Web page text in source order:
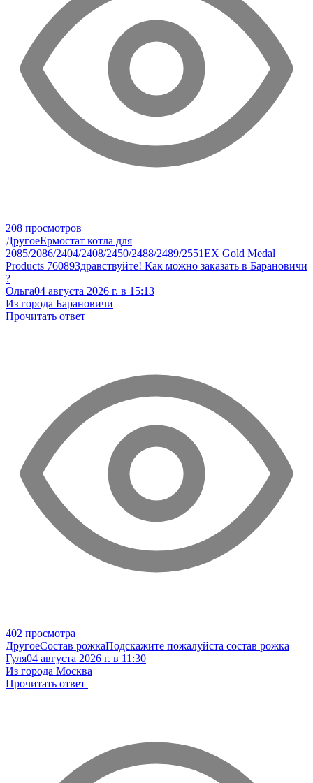
208 просмотров
ДругоеЕрмостат котла для
2085/2086/2404/2408/2450/2488/2489/2551EX Gold Medal
Products 76089Здравствуйте! Как можно заказать в Барановичи
?
Ольга04 августа 2026 г. в 15:13
Из города Барановичи
Прочитать ответ
402 просмотра
ДругоеСостав рожкаПодскажите пожалуйста состав рожка
Гуля04 августа 2026 г. в 11:30
Из города Москва
Прочитать ответ